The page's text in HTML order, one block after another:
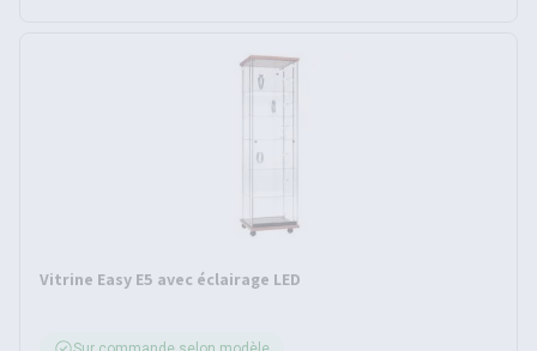
Vitrine Easy E5 avec éclairage LED